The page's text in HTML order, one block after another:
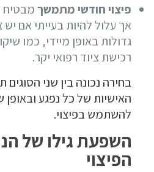
פיצוי חודשי מתמשךמבטיח
אך עלול להיות בעייתי אם יש
גדולות באופן מיידי, כמו
רכישת ציוד רפואי יקר.
בחירה נכונה בין שני הסוגים
האישיות של כל נפגע ובאופן
להשתמש בפיצוי.
השפעת גילו של
הפיצוי